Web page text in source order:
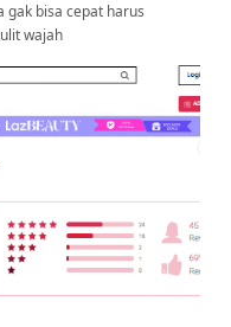
gak bisa cepat harus
wajah